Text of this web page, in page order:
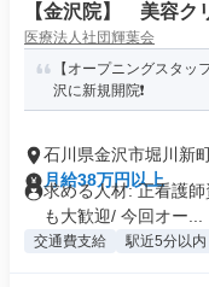
【金沢院】 美容
医療法人社団輝葉会
【オープニングスタ
沢に新規開院❗
石川県金沢市堀川新
月給38万円以上
求める人材: 正看護
も大歓迎/ 今回オー...
交通費支給 駅近5分以内